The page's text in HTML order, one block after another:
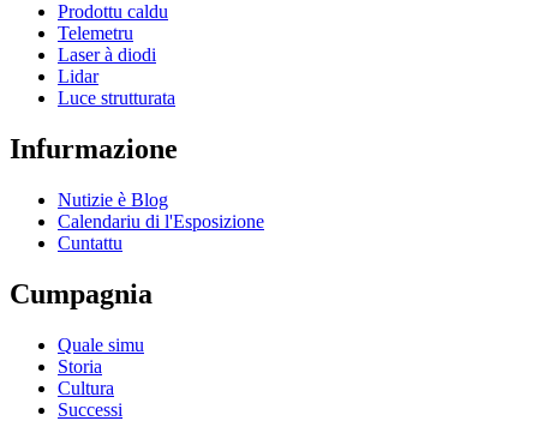
Prodottu caldu
Telemetru
Laser à diodi
Lidar
Luce strutturata
Infurmazione
Nutizie è Blog
Calendariu di l'Esposizione
Cuntattu
Cumpagnia
Quale simu
Storia
Cultura
Successi